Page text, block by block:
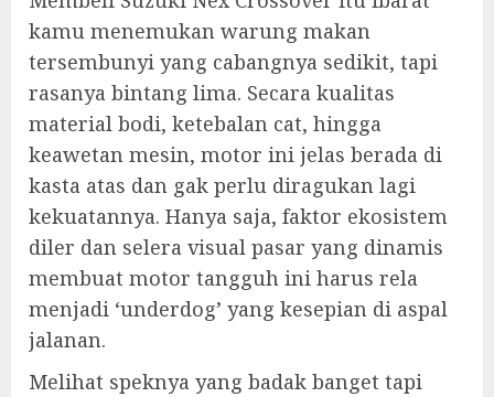
kamu menemukan warung makan
tersembunyi yang cabangnya sedikit, tapi
rasanya bintang lima. Secara kualitas
material bodi, ketebalan cat, hingga
keawetan mesin, motor ini jelas berada di
kasta atas dan gak perlu diragukan lagi
kekuatannya. Hanya saja, faktor ekosistem
diler dan selera visual pasar yang dinamis
membuat motor tangguh ini harus rela
menjadi ‘underdog’ yang kesepian di aspal
jalanan.
Melihat speknya yang badak banget tapi